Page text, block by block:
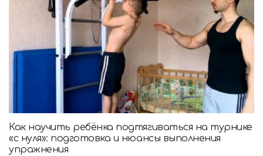
Как научить ребёнка подтягиваться на турнике
«с нуля»: подготовка и нюансы выполнения
упражнения